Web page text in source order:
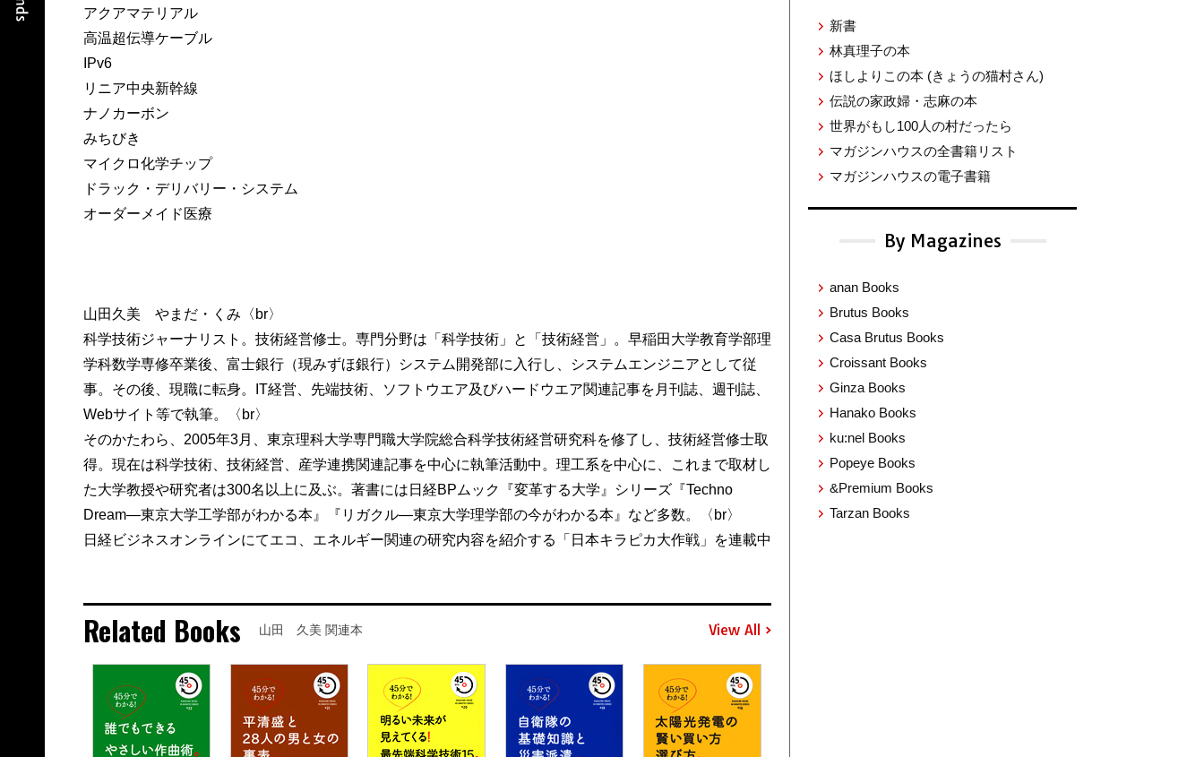
アクアマテリアル
高温超伝導ケーブル
IPv6
リニア中央新幹線
ナノカーボン
みちびき
マイクロ化学チップ
ドラック・デリバリー・システム
オーダーメイド医療
山田久美 やまだ・くみ〈br〉
科学技術ジャーナリスト。技術経営修士。専門分野は「科学技術」と「技術経営」。早稲田大学教育学部理
学科数学専修卒業後、富士銀行（現みずほ銀行）システム開発部に入行し、システムエンジニアとして従
事。その後、現職に転身。IT経営、先端技術、ソフトウエア及びハードウエア関連記事を月刊誌、週刊誌、
Webサイト等で執筆。〈br〉
そのかたわら、2005年3月、東京理科大学専門職大学院総合科学技術経営研究科を修了し、技術経営修士取
得。現在は科学技術、技術経営、産学連携関連記事を中心に執筆活動中。理工系を中心に、これまで取材し
た大学教授や研究者は300名以上に及ぶ。著書には日経BPムック『変革する大学』シリーズ『Techno
Dream―東京大学工学部がわかる本』『リガクル―東京大学理学部の今がわかる本』など多数。〈br〉
日経ビジネスオンラインにてエコ、エネルギー関連の研究内容を紹介する「日本キラピカ大作戦」を連載中
Related Books 山田 久美 関連本 View All
新書
林真理子の本
ほしよりこの本 (きょうの猫村さん)
伝説の家政婦・志麻の本
世界がもし100人の村だったら
マガジンハウスの全書籍リスト
マガジンハウスの電子書籍
By Magazines
anan Books
Brutus Books
Casa Brutus Books
Croissant Books
Ginza Books
Hanako Books
ku:nel Books
Popeye Books
&Premium Books
Tarzan Books